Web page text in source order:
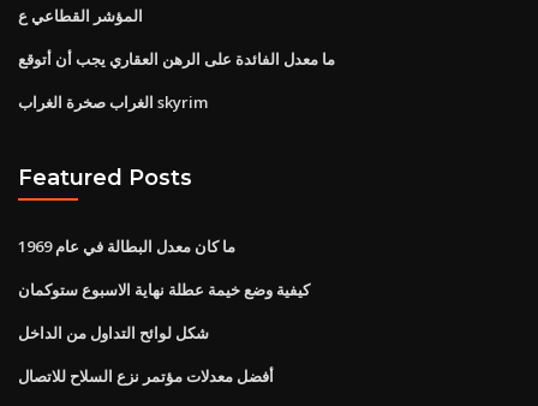
المؤشر القطاعي ع
ما معدل الفائدة على الرهن العقاري يجب أن أتوقع
الغراب صخرة الغراب skyrim
Featured Posts
ما كان معدل البطالة في عام 1969
كيفية وضع خيمة عطلة نهاية الاسبوع ستوكمان
شكل لوائح التداول من الداخل
أفضل معدلات مؤتمر نزع السلاح للاتصال